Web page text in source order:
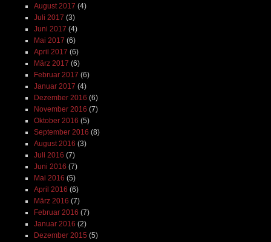
August 2017 (4)
Juli 2017 (3)
Juni 2017 (4)
Mai 2017 (6)
April 2017 (6)
März 2017 (6)
Februar 2017 (6)
Januar 2017 (4)
Dezember 2016 (6)
November 2016 (7)
Oktober 2016 (5)
September 2016 (8)
August 2016 (3)
Juli 2016 (7)
Juni 2016 (7)
Mai 2016 (5)
April 2016 (6)
März 2016 (7)
Februar 2016 (7)
Januar 2016 (2)
Dezember 2015 (5)